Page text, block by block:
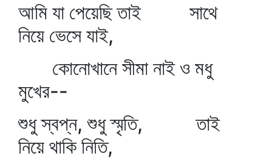
আমি যা পেয়েছি তাই সাথে
নিয়ে ভেসে যাই,
কোনোখানে সীমা নাই ও মধু
মুখের--
শুধু স্বপ্ন, শুধু স্মৃতি, তাই
নিয়ে থাকি নিতি,